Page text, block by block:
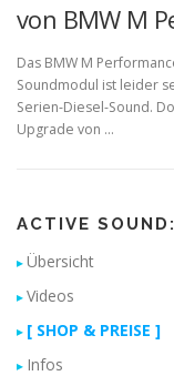
von BMW M
Das BMW M
Soundmodul ist leider
Serien-Diesel-Sound.
Upgrade von …
ACTIVE SOUND:
Übersicht
Videos
[ SHOP & PREISE ]
Infos